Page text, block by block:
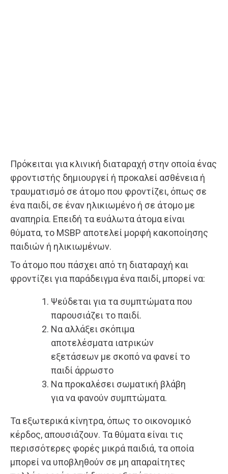
Πρόκειται για κλινική διαταραχή στην οποία ένας
φροντιστής δημιουργεί ή προκαλεί ασθένεια ή
τραυματισμό σε άτομο που φροντίζει, όπως σε
ένα παιδί, σε έναν ηλικιωμένο ή σε άτομο με
αναπηρία. Επειδή τα ευάλωτα άτομα είναι
θύματα, το MSBP αποτελεί μορφή κακοποίησης
παιδιών ή ηλικιωμένων.
Το άτομο που πάσχει από τη διαταραχή και
φροντίζει για παράδειγμα ένα παιδί, μπορεί να:
Ψεύδεται για τα συμπτώματα που
παρουσιάζει το παιδί.
Nα αλλάξει σκόπιμα
αποτελέσματα ιατρικών
εξετάσεων με σκοπό να φανεί το
παιδί άρρωστο
Να προκαλέσει σωματική βλάβη
για να φανούν συμπτώματα.
Τα εξωτερικά κίνητρα, όπως το οικονομικό
κέρδος, απουσιάζουν. Τα θύματα είναι τις
περισσότερες φορές μικρά παιδιά, τα οποία
μπορεί να υποβληθούν σε μη απαραίτητες